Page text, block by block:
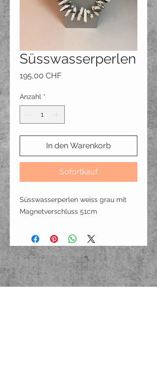
Süsswasserperlen
195,00 CHFPreis
Anzahl *
In den Warenkorb
Sofortkauf
Süsswasserperlen weiss grau mit
Magnetverschluss 51cm